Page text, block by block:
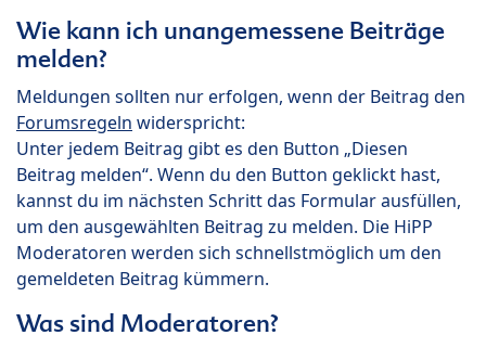
Wie kann ich unangemessene Beiträge
melden?
Meldungen sollten nur erfolgen, wenn der Beitrag den
Forumsregeln widerspricht:
Unter jedem Beitrag gibt es den Button „Diesen
Beitrag melden“. Wenn du den Button geklickt hast,
kannst du im nächsten Schritt das Formular ausfüllen,
um den ausgewählten Beitrag zu melden. Die HiPP
Moderatoren werden sich schnellstmöglich um den
gemeldeten Beitrag kümmern.
Was sind Moderatoren?